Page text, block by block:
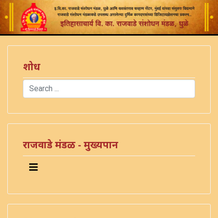
शोध
Search
राजवाडे मंडळ - मुख्यपान